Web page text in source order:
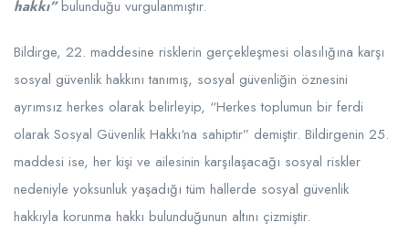
hakkı”bulunduğu vurgulanmıştır.
Bildirge, 22. maddesine risklerin gerçekleşmesi olasılığına karşı
sosyal güvenlik hakkını tanımış, sosyal güvenliğin öznesini
ayrımsız herkes olarak belirleyip, “Herkes toplumun bir ferdi
olarak Sosyal Güvenlik Hakkı‘na sahiptir” demiştir. Bildirgenin 25.
maddesi ise, her kişi ve ailesinin karşılaşacağı sosyal riskler
nedeniyle yoksunluk yaşadığı tüm hallerde sosyal güvenlik
hakkıyla korunma hakkı bulunduğunun altını çizmiştir.